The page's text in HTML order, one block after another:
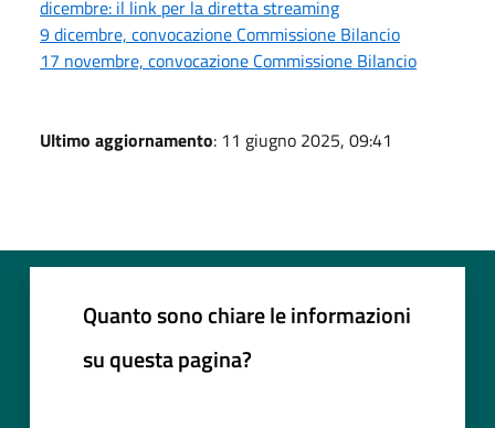
dicembre: il link per la diretta streaming
9 dicembre, convocazione Commissione Bilancio
17 novembre, convocazione Commissione Bilancio
Ultimo aggiornamento: 11 giugno 2025, 09:41
Quanto sono chiare le informazioni
su questa pagina?